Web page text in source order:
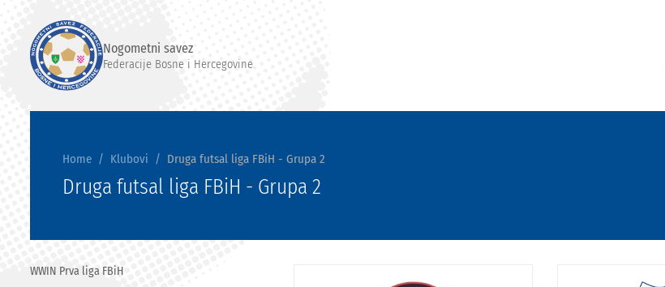
Nogometni savez
Federacije Bosne i Hercegovine
Home Klubovi Druga futsal liga FBiH - Grupa 2
Druga futsal liga FBiH - Grupa 2
WWIN Prva liga FBiH